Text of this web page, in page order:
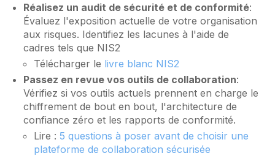
Réalisez un audit de sécurité et de conformité:
Évaluez l'exposition actuelle de votre organisation
aux risques. Identifiez les lacunes à l'aide de
cadres tels que NIS2
Télécharger le livre blanc NIS2
Passez en revue vos outils de collaboration:
Vérifiez si vos outils actuels prennent en charge le
chiffrement de bout en bout, l'architecture de
confiance zéro et les rapports de conformité.
Lire :5 questions à poser avant de choisir une
plateforme de collaboration sécurisée